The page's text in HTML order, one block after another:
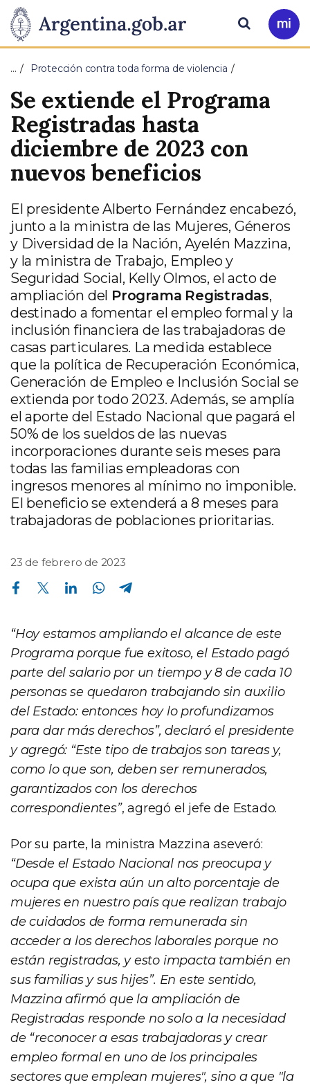
Presidencia
de
la
Nación
Pasar al contenido principal
Ir
a
Buscar
… Protección contra toda forma de violencia
Se extiende el Programa
Registradas hasta
diciembre de 2023 con
nuevos beneficios
El presidente Alberto Fernández encabezó,
junto a la ministra de las Mujeres, Géneros
y Diversidad de la Nación, Ayelén Mazzina,
y la ministra de Trabajo, Empleo y
Seguridad Social, Kelly Olmos, el acto de
ampliación del Programa Registradas,
destinado a fomentar el empleo formal y la
inclusión financiera de las trabajadoras de
casas particulares. La medida establece
que la política de Recuperación Económica,
Generación de Empleo e Inclusión Social se
extienda por todo 2023. Además, se amplía
el aporte del Estado Nacional que pagará el
50% de los sueldos de las nuevas
incorporaciones durante seis meses para
todas las familias empleadoras con
ingresos menores al mínimo no imponible.
El beneficio se extenderá a 8 meses para
trabajadoras de poblaciones prioritarias.
23 de febrero de 2023
Compartir en Facebook Compartir en Twitter Compartir en Linkedin Compartir en Whatsapp
“Hoy estamos ampliando el alcance de este
Programa porque fue exitoso, el Estado pagó
parte del salario por un tiempo y 8 de cada 10
personas se quedaron trabajando sin auxilio
del Estado: entonces hoy lo profundizamos
para dar más derechos”, declaró el presidente
y agregó: “Este tipo de trabajos son tareas y,
como lo que son, deben ser remunerados,
garantizados con los derechos
correspondientes”, agregó el jefe de Estado.
Por su parte, la ministra Mazzina aseveró:
“Desde el Estado Nacional nos preocupa y
ocupa que exista aún un alto porcentaje de
mujeres en nuestro país que realizan trabajo
de cuidados de forma remunerada sin
acceder a los derechos laborales porque no
están registradas, y esto impacta también en
sus familias y sus hijes”. En este sentido,
Mazzina afirmó que la ampliación de
Registradas responde no solo a la necesidad
de “reconocer a esas trabajadoras y crear
empleo formal en uno de los principales
sectores que emplean mujeres", sino a que "la